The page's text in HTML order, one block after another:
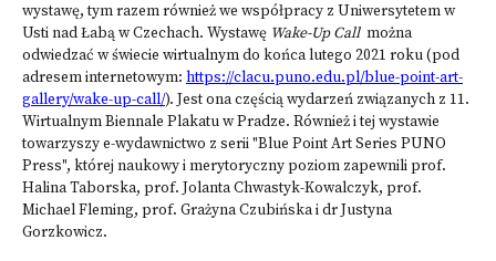
wystawę, tym razem również we współpracy z Uniwersytetem w
Usti nad Łabą w Czechach. Wystawę Wake-Up Callmożna
odwiedzać w świecie wirtualnym do końca lutego 2021 roku (pod
adresem internetowym: https://clacu.puno.edu.pl/blue-point-art-
gallery/wake-up-call/). Jest ona częścią wydarzeń związanych z 11.
Wirtualnym Biennale Plakatu w Pradze. Również i tej wystawie
towarzyszy e-wydawnictwo z serii "Blue Point Art Series PUNO
Press", której naukowy i merytoryczny poziom zapewnili prof.
Halina Taborska, prof. Jolanta Chwastyk-Kowalczyk, prof.
Michael Fleming, prof. Grażyna Czubińska i dr Justyna
Gorzkowicz.